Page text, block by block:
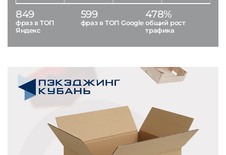
849
фраз в ТОП
Яндекс
599
фраз в ТОП Google
478%
общий рост
трафика